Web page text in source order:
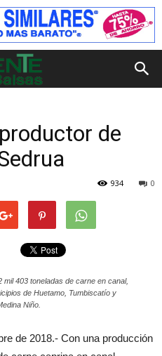
de
0
934
403 toneladas de carne en canal,
de Huetamo, Tumbiscatío y
Niño.
de 2018.- Con una producción